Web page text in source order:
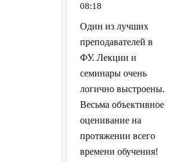
08:18
Один из лучших
преподавателей в
ФУ. Лекции и
семинары очень
логично выстроены.
Весьма объективное
оценивание на
протяжении всего
времени обучения!